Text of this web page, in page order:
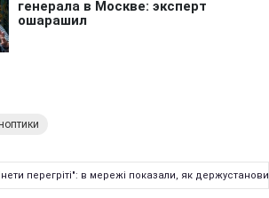
перегріті": в мережі показали, як